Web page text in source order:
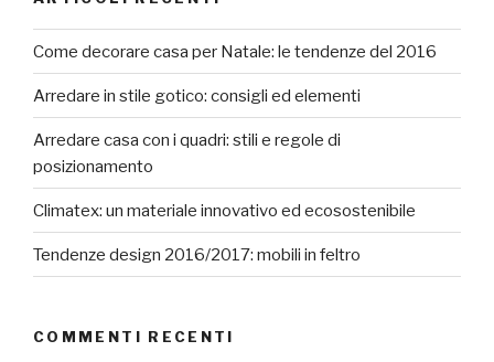
Come decorare casa per Natale: le tendenze del 2016
Arredare in stile gotico: consigli ed elementi
Arredare casa con i quadri: stili e regole di
posizionamento
Climatex: un materiale innovativo ed ecosostenibile
Tendenze design 2016/2017: mobili in feltro
COMMENTI RECENTI